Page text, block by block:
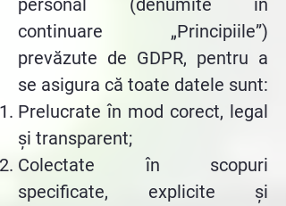
continuare „Principiile”)
prevăzute de GDPR, pentru a
se asigura că toate datele sunt:
Prelucrate în mod corect, legal
și transparent;
Colectate în scopuri
specificate, explicite și